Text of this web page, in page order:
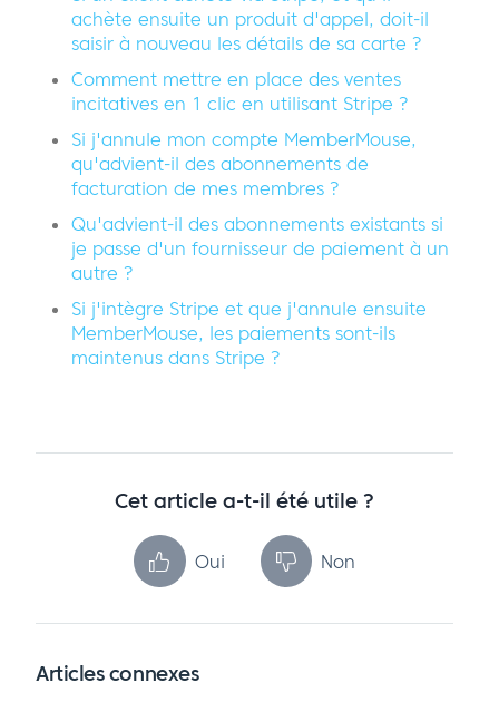
achète ensuite un produit d'appel, doit-il
saisir à nouveau les détails de sa carte ?
Comment mettre en place des ventes
incitatives en 1 clic en utilisant Stripe ?
Si j'annule mon compte MemberMouse,
qu'advient-il des abonnements de
facturation de mes membres ?
Qu'advient-il des abonnements existants si
je passe d'un fournisseur de paiement à un
autre ?
Si j'intègre Stripe et que j'annule ensuite
MemberMouse, les paiements sont-ils
maintenus dans Stripe ?
Cet article a-t-il été utile ?
Oui Non
Articles connexes